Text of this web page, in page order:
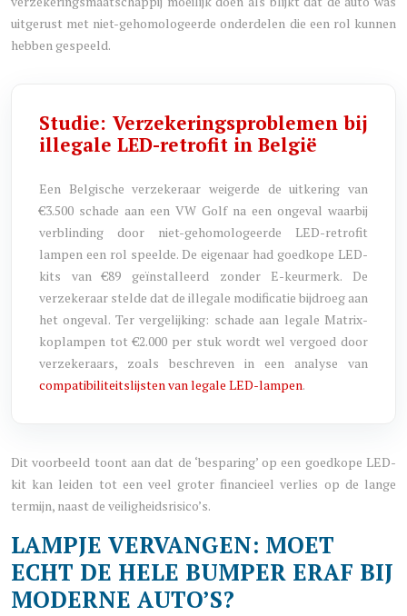
uitgerust met niet-gehomologeerde onderdelen die een rol kunnen
hebben gespeeld.
Studie: Verzekeringsproblemen bij
illegale LED-retrofit in België
Een Belgische verzekeraar weigerde de uitkering van
€3.500 schade aan een VW Golf na een ongeval waarbij
verblinding door niet-gehomologeerde LED-retrofit
lampen een rol speelde. De eigenaar had goedkope LED-
kits van €89 geïnstalleerd zonder E-keurmerk. De
verzekeraar stelde dat de illegale modificatie bijdroeg aan
het ongeval. Ter vergelijking: schade aan legale Matrix-
koplampen tot €2.000 per stuk wordt wel vergoed door
verzekeraars, zoals beschreven in een analyse van
compatibiliteitslijsten van legale LED-lampen.
Dit voorbeeld toont aan dat de ‘besparing’ op een goedkope LED-
kit kan leiden tot een veel groter financieel verlies op de lange
termijn, naast de veiligheidsrisico’s.
LAMPJE VERVANGEN: MOET
ECHT DE HELE BUMPER ERAF BIJ
MODERNE AUTO’S?